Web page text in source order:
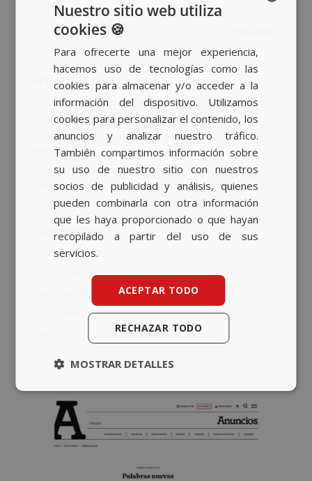
Entradas recientes
Un año al frente de la agencia: Entrevista de El
Publicista a Ana Rodríguez de Zárate
El asalto a TikTok: cuando el medio no es tu
mensaje
Nos sumamos a Bob Agency como partner de
medios para la nueva cuenta de GASIB
Categorías
Relaciones Públicas
Corporativo
BASQUE
ENGLISH
Nuestro sitio web utiliza
cookies 🍪
Para ofrecerte una mejor experiencia,
hacemos uso de tecnologías como las
cookies para almacenar y/o acceder a la
información del dispositivo. Utilizamos
cookies para personalizar el contenido, los
anuncios y analizar nuestro tráfico.
También compartimos información sobre
su uso de nuestro sitio con nuestros
socios de publicidad y análisis, quienes
pueden combinarla con otra información
que les haya proporcionado o que hayan
recopilado a partir del uso de sus
servicios.
ACEPTAR TODO
RECHAZAR TODO
MOSTRAR DETALLES